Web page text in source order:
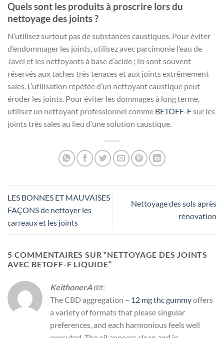
Quels sont les produits à proscrire lors du
nettoyage des joints ?
N’utilisez surtout pas de substances caustiques. Pour éviter
d’endommager les joints, utilisez avec parcimonie l’eau de
Javel et les nettoyants à base d’acide ; ils sont souvent
réservés aux taches très tenaces et aux joints extrêmement
sales. L’utilisation répétée d’un nettoyant caustique peut
éroder les joints. Pour éviter les dommages à long terme,
utilisez un nettoyant professionnel comme BETOFF-Fsur les
joints très sales au lieu d’une solution caustique.
LES BONNES ET MAUVAISES
FAÇONS de nettoyer les
carreaux et les joints
Nettoyage des sols après
rénovation
5 COMMENTAIRES SUR “NETTOYAGE DES JOINTS
AVEC BETOFF-F LIQUIDE”
KeithonerAdit:
The CBD aggregation – 12 mg thc gummyoffers
a variety of formats that please singular
preferences, and each harmonious feels well